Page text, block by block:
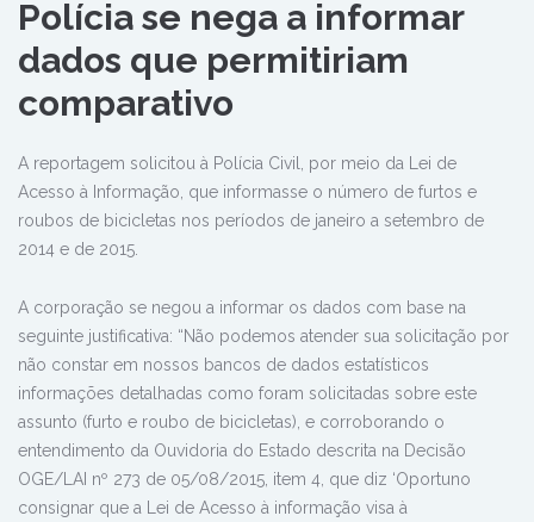
Polícia se nega a informar
dados que permitiriam
comparativo
A reportagem solicitou à Polícia Civil, por meio da Lei de
Acesso à Informação, que informasse o número de furtos e
roubos de bicicletas nos períodos de janeiro a setembro de
2014 e de 2015.
A corporação se negou a informar os dados com base na
seguinte justificativa: “Não podemos atender sua solicitação por
não constar em nossos bancos de dados estatísticos
informações detalhadas como foram solicitadas sobre este
assunto (furto e roubo de bicicletas), e corroborando o
entendimento da Ouvidoria do Estado descrita na Decisão
OGE/LAI nº 273 de 05/08/2015, item 4, que diz ‘Oportuno
consignar que a Lei de Acesso à informação visa à